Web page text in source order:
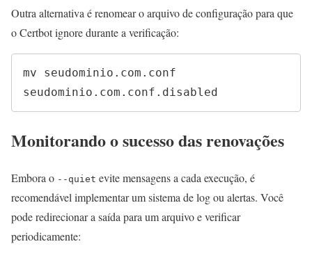
Outra alternativa é renomear o arquivo de configuração para que
o Certbot ignore durante a verificação:
mv seudominio.com.conf
seudominio.com.conf.disabled
Monitorando o sucesso das renovações
Embora o --quiet evite mensagens a cada execução, é
recomendável implementar um sistema de log ou alertas. Você
pode redirecionar a saída para um arquivo e verificar
periodicamente: